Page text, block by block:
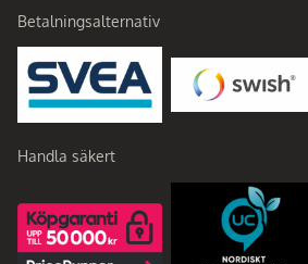
Betalningsalternativ
Handla säkert